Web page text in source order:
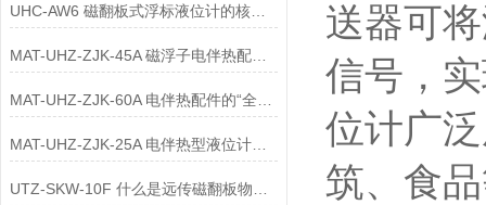
UHC-AW6 磁翻板式浮标液位计的核心配件中，哪些部件需要定期更换？
MAT-UHZ-ZJK-45A 磁浮子电伴热配件的“漏电流”如何监测与防范？
MAT-UHZ-ZJK-25A 电伴热型液位计的“伴热系统”与“消防系统”如何联动？
送器可
信号，
位计广
筑、食